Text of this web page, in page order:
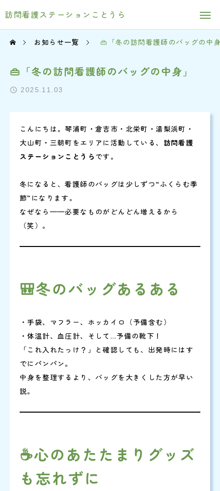
訪問看護ステーションことうら
お知らせ一覧 👜「冬の訪問看護師のバッグの中
👜「冬の訪問看護師のバッグの中身」
2025.11.03
こんにちは。琴浦町・倉吉市・北栄町・湯梨浜町・
大山町・三朝町をエリアに活動している、 訪問看護
ステーションことうら です。
冬になると、看護師のバッグは少しずつ“ふくらむ季
節”になります。
なぜなら——必要なものがどんどん増えるから
（笑）。
🎒冬のバッグあるある
・手袋、マフラー、ホッカイロ（予備含む）
・体温計、血圧計、そして…予備の靴下！
「これ入れたっけ？」と確認しても、出発時にはす
でにパンパン。
中身を整理するより、バッグを大きくした方が早い
説。
☕心のあたたまりグッズ
も忘れずに